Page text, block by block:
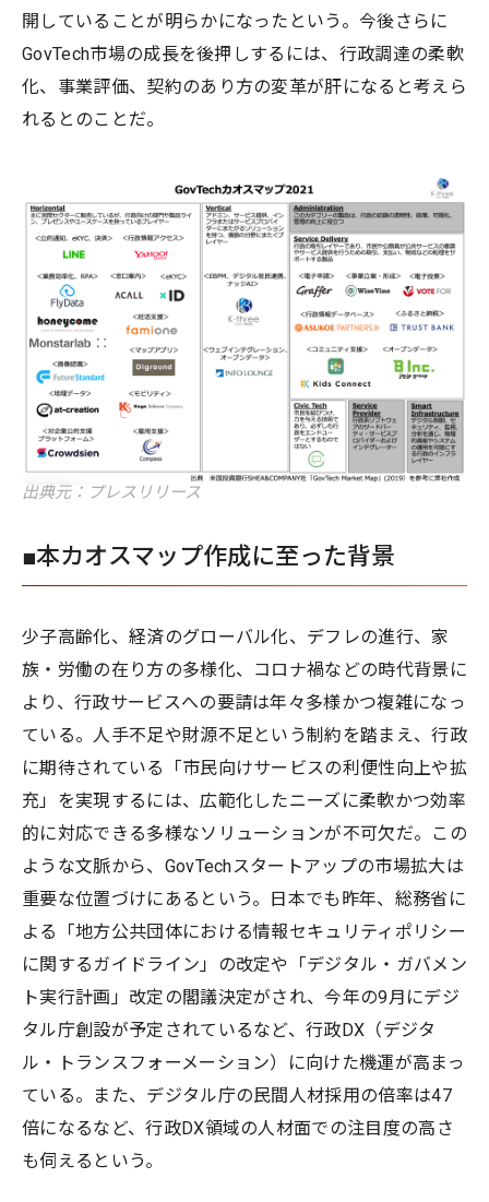
開していることが明らかになったという。今後さらに
GovTech市場の成長を後押しするには、行政調達の柔軟
化、事業評価、契約のあり方の変革が肝になると考えら
れるとのことだ。
出典元：プレスリリース
■本カオスマップ作成に至った背景
少子高齢化、経済のグローバル化、デフレの進行、家
族・労働の在り方の多様化、コロナ禍などの時代背景に
より、行政サービスへの要請は年々多様かつ複雑になっ
ている。人手不足や財源不足という制約を踏まえ、行政
に期待されている「市民向けサービスの利便性向上や拡
充」を実現するには、広範化したニーズに柔軟かつ効率
的に対応できる多様なソリューションが不可欠だ。この
ような文脈から、GovTechスタートアップの市場拡大は
重要な位置づけにあるという。日本でも昨年、総務省に
よる「地方公共団体における情報セキュリティポリシー
に関するガイドライン」の改定や「デジタル・ガバメン
ト実行計画」改定の閣議決定がされ、今年の9月にデジ
タル庁創設が予定されているなど、行政DX（デジタ
ル・トランスフォーメーション）に向けた機運が高まっ
ている。また、デジタル庁の民間人材採用の倍率は47
倍になるなど、行政DX領域の人材面での注目度の高さ
も伺えるという。